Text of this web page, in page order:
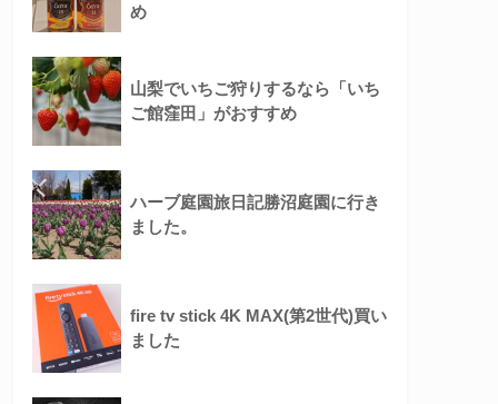
め
山梨でいちご狩りするなら「いち
ご館窪田」がおすすめ
ハーブ庭園旅日記勝沼庭園に行き
ました。
fire tv stick 4K MAX(第2世代)買い
ました